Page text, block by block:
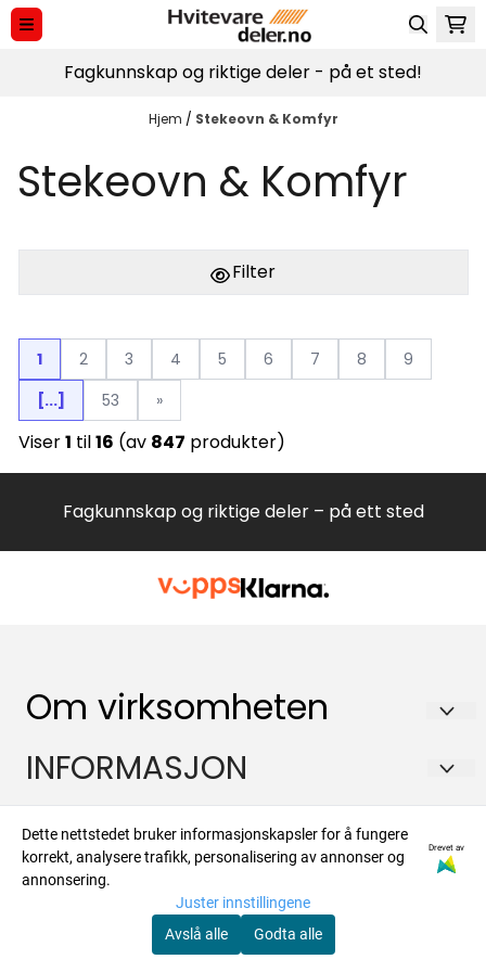
Hopp til innhold
Fagkunnskap og riktige deler - på et sted!
Hjem / Stekeovn & Komfyr
Stekeovn & Komfyr
Filter
1 2 3 4 5 6 7 8
9
[...]
53 »
Viser1 til16 (av 847 produkter)
Fagkunnskap og riktige deler – på ett sted
Om virksomheten
Hvitevareteknikk AS
1481 Hagan
Org. nr. 988573450
post@hvitevaredeler.no
INFORMASJON
Om oss
Salgsbetingelser
Forsendelse og retur
Kontakt
Nyhetsbrev
Registrer deg for å motta nyheter og tilbud
Dette nettstedet bruker informasjonskapsler for å fungere
korrekt, analysere trafikk, personalisering av annonser og
annonsering.
Drevet av
Juster innstillingene
Avslå alle
Godta alle